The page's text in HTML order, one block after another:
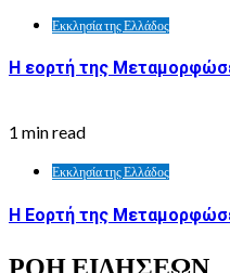
Εκκλησία της Ελλάδος
Η εορτή της
1 min read
Εκκλησία της Ελλάδος
Η Εορτή της